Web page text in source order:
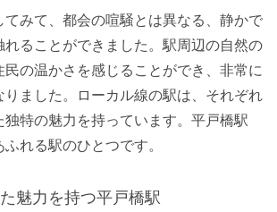
てみて、都会の喧騒とは異なる、静かで
れることができました。駅周辺の自然の
民の温かさを感じることができ、非常に
りました。ローカル線の駅は、それぞれ
独特の魅力を持っています。平戸橋駅
れる駅のひとつです。
魅力を持つ平戸橋駅